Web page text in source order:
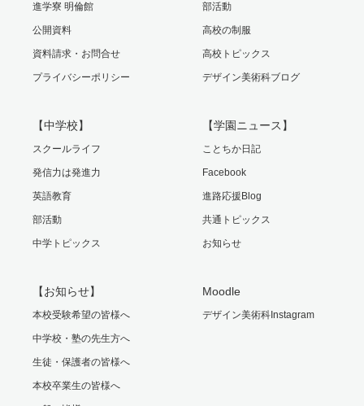
進学寮 明倫館
公開資料
資料請求・お問合せ
プライバシーポリシー
部活動
高校の制服
高校トピックス
デザイン美術科ブログ
【中学校】
スクールライフ
発信力は発進力
英語教育
部活動
中学トピックス
【学園ニュース】
ことちか日記
Facebook
進路応援Blog
共通トピックス
お知らせ
【お知らせ】
本校受験希望の皆様へ
中学校・塾の先生方へ
生徒・保護者の皆様へ
本校卒業生の皆様へ
Moodle
デザイン美術科Instagram